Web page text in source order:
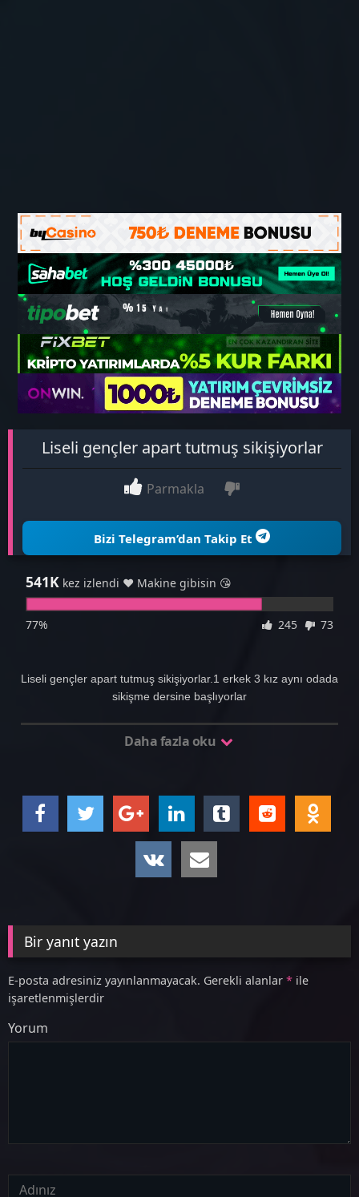
Liseli gençler apart tutmuş sikişiyorlar
Parmakla
Bizi Telegram’dan Takip Et
541K kez izlendi ❤ Makine gibisin 😘
77% 245 73
Liseli gençler apart tutmuş sikişiyorlar.1 erkek 3 kız aynı odada
sikişme dersine başlıyorlar
Daha fazla oku
Bir yanıt yazın
E-posta adresiniz yayınlanmayacak. Gerekli alanlar * ile
işaretlenmişlerdir
Yorum